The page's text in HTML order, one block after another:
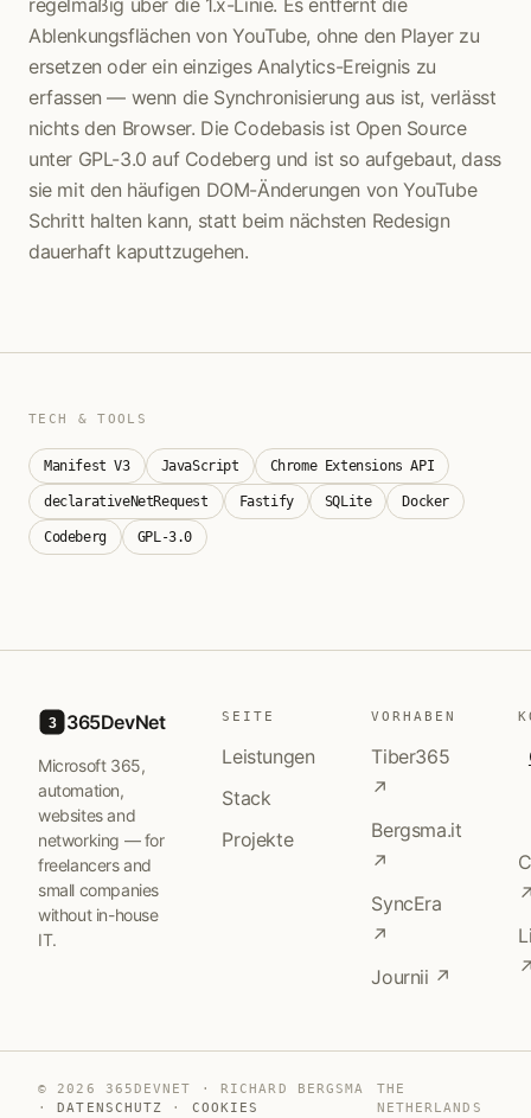
regelmäßig über die 1.x-Linie. Es entfernt die
Ablenkungsflächen von YouTube, ohne den Player zu
ersetzen oder ein einziges Analytics-Ereignis zu
erfassen — wenn die Synchronisierung aus ist, verlässt
nichts den Browser. Die Codebasis ist Open Source
unter GPL-3.0 auf Codeberg und ist so aufgebaut, dass
sie mit den häufigen DOM-Änderungen von YouTube
Schritt halten kann, statt beim nächsten Redesign
dauerhaft kaputtzugehen.
TECH & TOOLS
Manifest V3 JavaScript Chrome Extensions API
declarativeNetRequest Fastify SQLite Docker
Codeberg GPL-3.0
3 365DevNet
Microsoft 365,
automation,
websites and
networking — for
freelancers and
small companies
without in-house
IT.
SEITE
Leistungen
Stack
Projekte
VORHABEN
Tiber365
↗
Bergsma.it
↗
SyncEra
↗
Journii ↗
© 2026 365DEVNET · RICHARD BERGSMA
·DATENSCHUTZ · COOKIES
THE
NETHERLANDS